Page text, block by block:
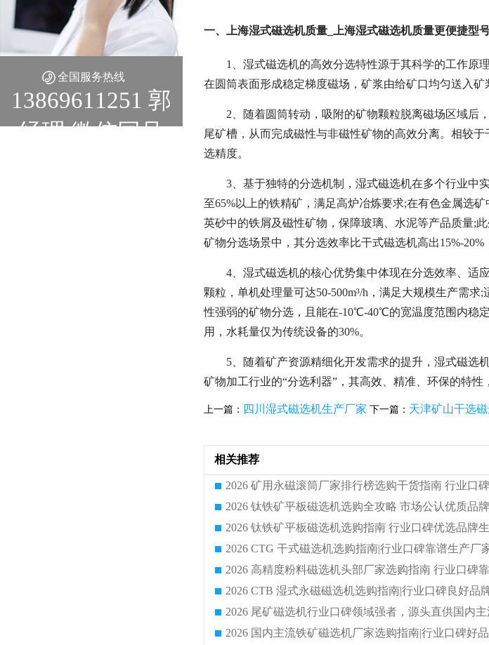
全国服务热线
13869611251 郭
经理 微信同号
一、上海湿式磁选机质量_上海湿式磁选机质量更便捷型
1、湿式磁选机的高效分选特性源于其科学的工作原
在圆筒表面形成稳定梯度磁场，矿浆由给矿口均匀送入
2、随着圆筒转动，吸附的矿物颗粒脱离磁场区域后
尾矿槽，从而完成磁性与非磁性矿物的高效分离。相较
选精度。
3、基于独特的分选机制，湿式磁选机在多个行业中
至65%以上的铁精矿，满足高炉冶炼要求;在有色金属选
英砂中的铁屑及磁性矿物，保障玻璃、水泥等产品质量;
矿物分选场景中，其分选效率比干式磁选机高出15%-20%
4、湿式磁选机的核心优势集中体现在分选效率、适
颗粒，单机处理量可达50-500m³/h，满足大规模生产需
性强弱的矿物分选，且能在-10℃-40℃的宽温度范围内稳
用，水耗量仅为传统设备的30%。
5、随着矿产资源精细化开发需求的提升，湿式磁选
矿物加工行业的“分选利器”，其高效、精准、环保的特
上一篇： 四川湿式磁选机生产厂家 下一篇： 天津矿山干选
相关推荐
2026 CTG 干式磁选机选购指南|行业口碑靠谱生产厂